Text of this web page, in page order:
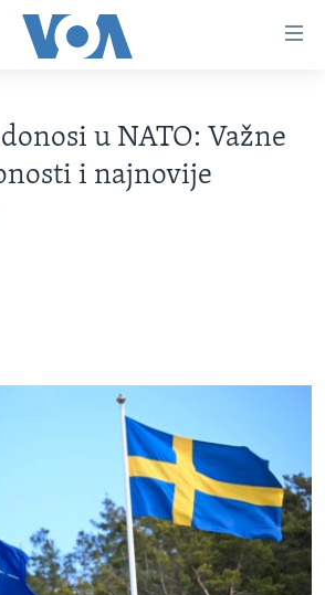
DRŽAVE
u NATO: Važne
i najnovije